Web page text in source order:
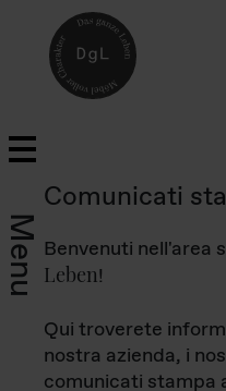
Menu
Comunicati
Benvenuti nell'area
Leben!
Qui troverete
nostra azienda, i
comunicati stampa